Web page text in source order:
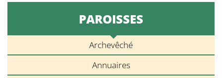
PAROISSES
Archevêché
Annuaires